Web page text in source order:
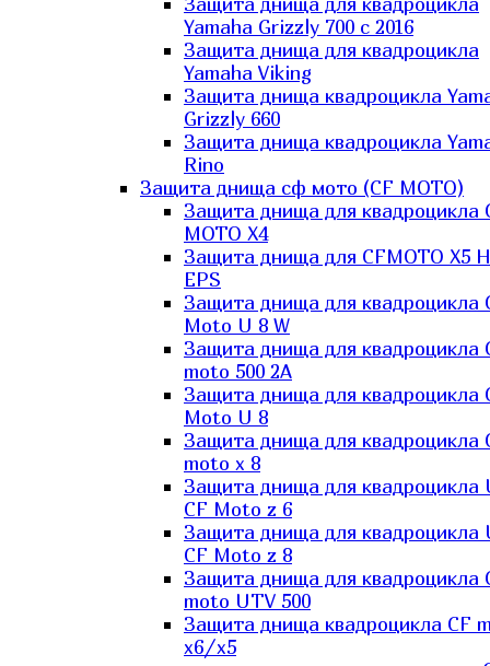
Yamaha Grizzly 700 с 2016
Защита днища для квадроцикла
Yamaha Viking
Защита днища квадроцикла
Grizzly 660
Защита днища квадроцикла
Rino
Защита днища сф мото (CF MOTO)
Защита днища для квадроцикла
MOTO X4
Защита днища для CFMOTO X5
EPS
Защита днища для квадроцикла
Moto U 8 W
Защита днища для квадроцикла
moto 500 2A
Защита днища для квадроцикла
Moto U 8
Защита днища для квадроцикла
moto x 8
Защита днища для квадроцикла
CF Moto z 6
Защита днища для квадроцикла
CF Moto z 8
Защита днища для квадроцикла
moto UTV 500
Защита днища квадроцикла СF
x6/x5